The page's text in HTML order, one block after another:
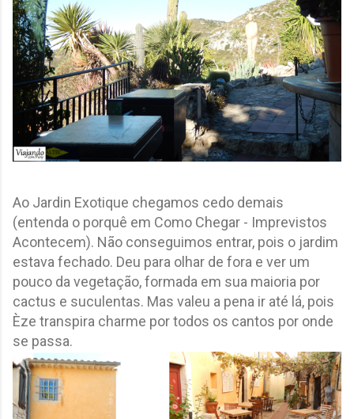
Ao Jardin Exotique chegamos cedo demais
(entenda o porquê em Como Chegar - Imprevistos
Acontecem). Não conseguimos entrar, pois o jardim
estava fechado. Deu para olhar de fora e ver um
pouco da vegetação, formada em sua maioria por
cactus e suculentas. Mas valeu a pena ir até lá, pois
Èze transpira charme por todos os cantos por onde
se passa.